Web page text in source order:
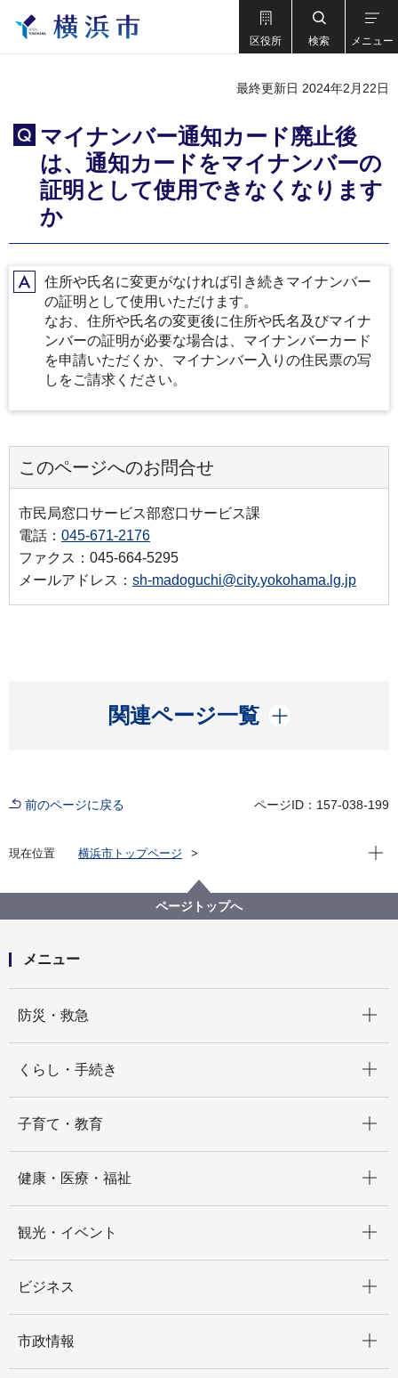
区役所 検索 メニュー
最終更新日 2024年2月22日
Q
マイナンバー通知カード廃止後
は、通知カードをマイナンバーの
証明として使用できなくなります
か
A住所や氏名に変更がなければ引き続きマイナンバー
の証明として使用いただけます。
なお、住所や氏名の変更後に住所や氏名及びマイナ
ンバーの証明が必要な場合は、マイナンバーカード
を申請いただくか、マイナンバー入りの住民票の写
しをご請求ください。
このページへのお問合せ
市民局窓口サービス部窓口サービス課
電話： 045-671-2176
ファクス：045-664-5295
メールアドレス： sh-madoguchi@city.yokohama.lg.jp
関連ページ一覧
開く
前のページに戻る ページID：157-038-199
現在位置
横浜市トップページ
市民局
マイナンバー通知カード廃止後は、通知カードをマイ
ナンバーの証明として使用できなくなりますか
現在
ページトップへ
メニュー
防災・救急
くらし・手続き
子育て・教育
健康・医療・福祉
観光・イベント
ビジネス
市政情報